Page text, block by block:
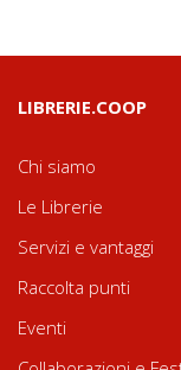
LIBRERIE.COOP
Chi siamo
Le Librerie
Servizi e vantaggi
Raccolta punti
Eventi